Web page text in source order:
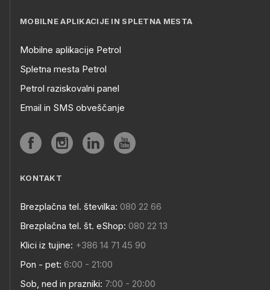
MOBILNE APLIKACIJE IN SPLETNA MESTA
Mobilne aplikacije Petrol
Spletna mesta Petrol
Petrol raziskovalni panel
Email in SMS obveščanje
KONTAKT
Brezplačna tel. številka: 080 22 66
Brezplačna tel. št. eShop: 080 22 13
Klici iz tujine: +386 14 71 45 90
Pon - pet: 6:00 - 21:00
Sob, ned in prazniki: 7:00 - 20:00